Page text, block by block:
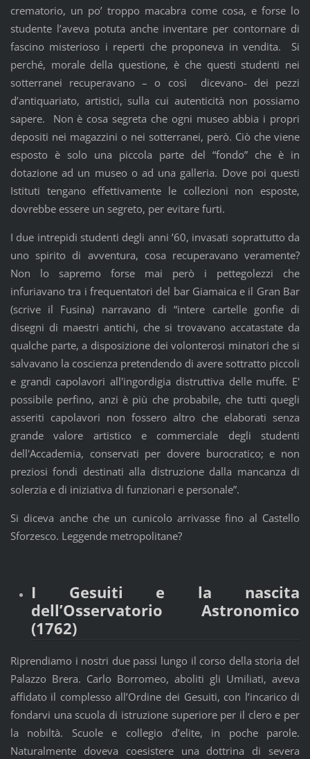
crematorio, un po’ troppo macabra come cosa, e forse lo
studente l’aveva potuta anche inventare per contornare di
fascino misterioso i reperti che proponeva in vendita. Si
perché, morale della questione, è che questi studenti nei
sotterranei recuperavano – o così dicevano- dei pezzi
d’antiquariato, artistici, sulla cui autenticità non possiamo
sapere. Non è cosa segreta che ogni museo abbia i propri
depositi nei magazzini o nei sotterranei, però. Ciò che viene
esposto è solo una piccola parte del “fondo” che è in
dotazione ad un museo o ad una galleria. Dove poi questi
Istituti tengano effettivamente le collezioni non esposte,
dovrebbe essere un segreto, per evitare furti.
I due intrepidi studenti degli anni ’60, invasati soprattutto da
uno spirito di avventura, cosa recuperavano veramente?
Non lo sapremo forse mai però i pettegolezzi che
infuriavano tra i frequentatori del bar Giamaica e il Gran Bar
(scrive il Fusina) narravano di “intere cartelle gonfie di
disegni di maestri antichi, che si trovavano accatastate da
qualche parte, a disposizione dei volonterosi minatori che si
salvavano la coscienza pretendendo di avere sottratto piccoli
e grandi capolavori all'ingordigia distruttiva delle muffe. E'
possibile perfino, anzi è più che probabile, che tutti quegli
asseriti capolavori non fossero altro che elaborati senza
grande valore artistico e commerciale degli studenti
dell'Accademia, conservati per dovere burocratico; e non
preziosi fondi destinati alla distruzione dalla mancanza di
solerzia e di iniziativa di funzionari e personale”.
Si diceva anche che un cunicolo arrivasse fino al Castello
Sforzesco. Leggende metropolitane?
I Gesuiti e la nascita
dell’Osservatorio Astronomico
(1762)
Riprendiamo i nostri due passi lungo il corso della storia del
Palazzo Brera. Carlo Borromeo, aboliti gli Umiliati, aveva
affidato il complesso all’Ordine dei Gesuiti, con l’incarico di
fondarvi una scuola di istruzione superiore per il clero e per
la nobiltà. Scuole e collegio d’elite, in poche parole.
Naturalmente doveva coesistere una dottrina di severa